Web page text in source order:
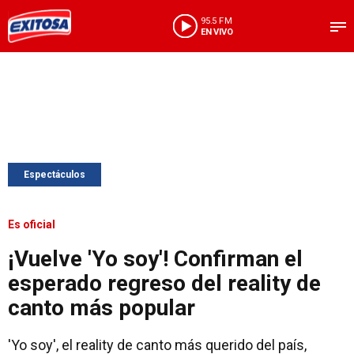
95.5 FM
EN VIVO
Espectáculos
Es oficial
¡Vuelve 'Yo soy'! Confirman el
esperado regreso del reality de
canto más popular
'Yo soy', el reality de canto más querido del país,